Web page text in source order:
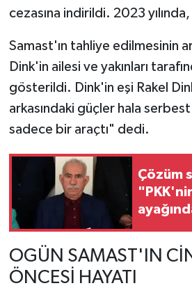
cezasına indirildi. 2023
Samast'ın tahliye edilmesinin
Dink'in ailesi ve yakınları
gösterildi. Dink'in eşi Rakel
arkasındaki güçler hala
sadece bir araçtı" dedi.
Çözüm
çıktı:
OGÜN SAMAST'IN
ÖNCESİ HAYATI